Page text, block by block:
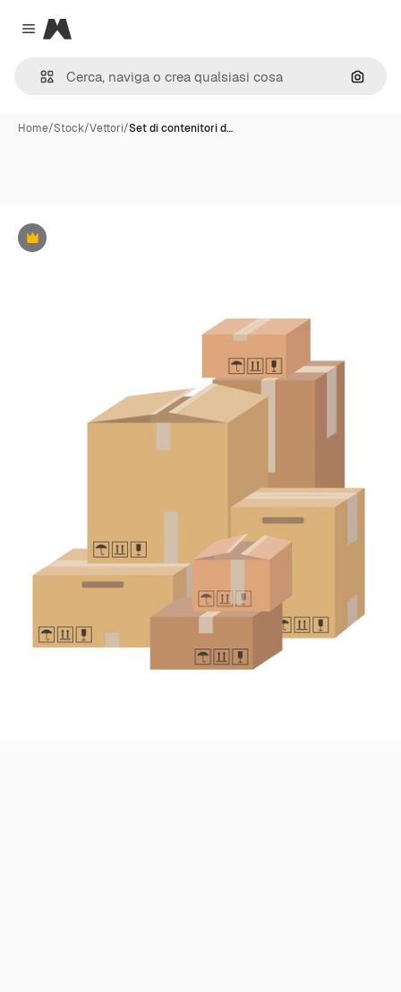
Close menu
Magnific
Cerca
Home/Stock/Vettori/Set di contenitori d…
Premium